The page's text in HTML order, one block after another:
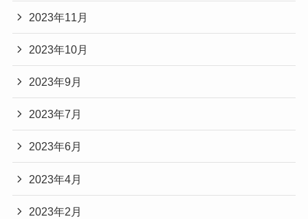
2023年11月
2023年10月
2023年9月
2023年7月
2023年6月
2023年4月
2023年2月